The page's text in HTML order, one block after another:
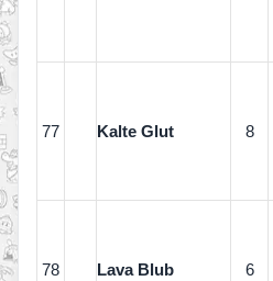
77 Kalte Glut 8
78 Lava Blub 6